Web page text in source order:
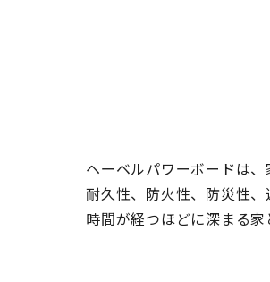
ヘーベルパワーボードは、
耐久性、防火性、防災性
時間が経つほどに深まる家